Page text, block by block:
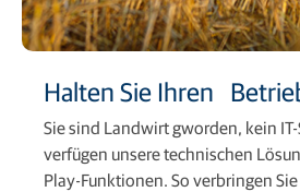
Halten Sie Ihren
Sie sind Landwirt gworden, kein
verfügen unsere technischen
Play-Funktionen. So verbringen